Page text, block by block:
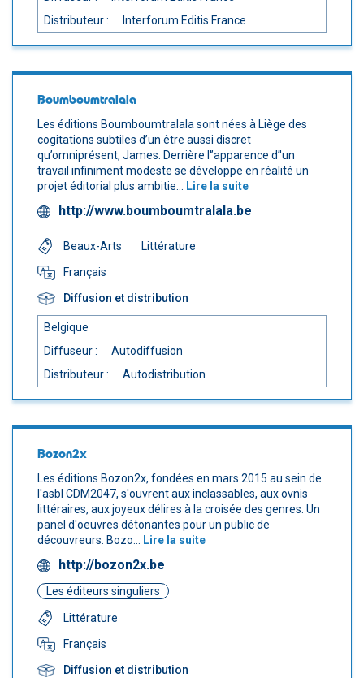
Distributeur :
Interforum Editis France
Boumboumtralala
Les éditions Boumboumtralala sont nées à Liège des
cogitations subtiles d’un être aussi discret
qu’omniprésent, James. Derrière l'’apparence d’'un
travail infiniment modeste se développe en réalité un
projet éditorial plus ambitie... Lire la suite
http://www.boumboumtralala.be
Beaux-Arts
Littérature
Français
Diffusion et distribution
Belgique
Diffuseur :
Autodiffusion
Distributeur :
Autodistribution
Bozon2x
Les éditions Bozon2x, fondées en mars 2015 au sein de
l'asbl CDM2047, s'ouvrent aux inclassables, aux ovnis
littéraires, aux joyeux délires à la croisée des genres. Un
panel d'oeuvres détonantes pour un public de
découvreurs. Bozo... Lire la suite
http://bozon2x.be
Les éditeurs singuliers
Littérature
Français
Diffusion et distribution